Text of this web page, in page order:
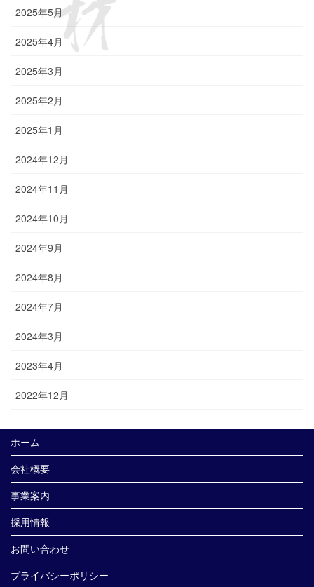
2025年5月
2025年4月
2025年3月
2025年2月
2025年1月
2024年12月
2024年11月
2024年10月
2024年9月
2024年8月
2024年7月
2024年3月
2023年4月
2022年12月
ホーム
会社概要
事業案内
採用情報
お問い合わせ
プライバシーポリシー